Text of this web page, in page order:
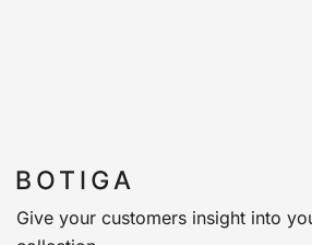
Give your customers insight into